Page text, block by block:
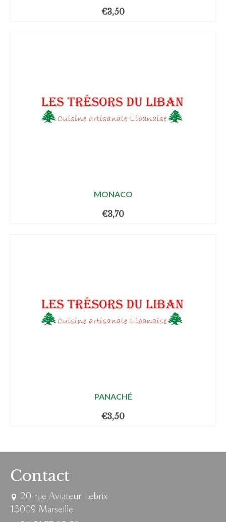
€3,50
MONACO
€3,70
PANACHÉ
€3,50
Contact
20 rue Aviateur Lebrix
13009 Marseille